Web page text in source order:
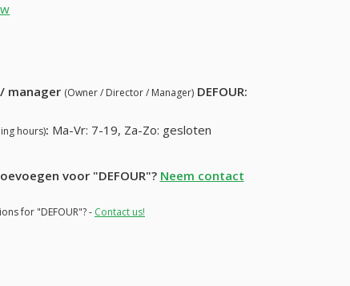
manager (Owner / Director / Manager) DEFOUR:
hours): Ma-Vr: 7-19, Za-Zo: gesloten
voor "DEFOUR"? Neem contact
for "DEFOUR"? - Contact us!